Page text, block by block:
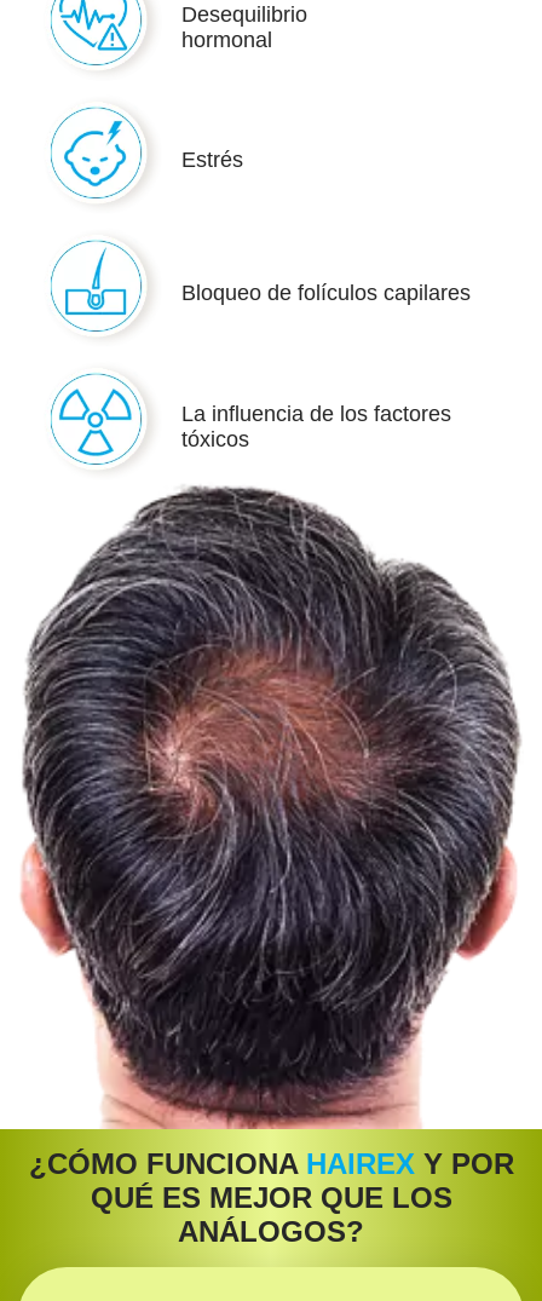
Desequilibrio
hormonal
Estrés
Bloqueo de folículos capilares
La influencia de los factores
tóxicos
¿CÓMO FUNCIONA HAIREX Y POR
QUÉ ES MEJOR QUE LOS
ANÁLOGOS?